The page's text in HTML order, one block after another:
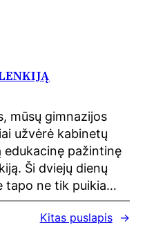
mūsų gimnazijos
užvėrė kabinetų
edukacinę pažintinę
Ši dviejų dienų
tapo ne tik puikia…
Kitas puslapis →